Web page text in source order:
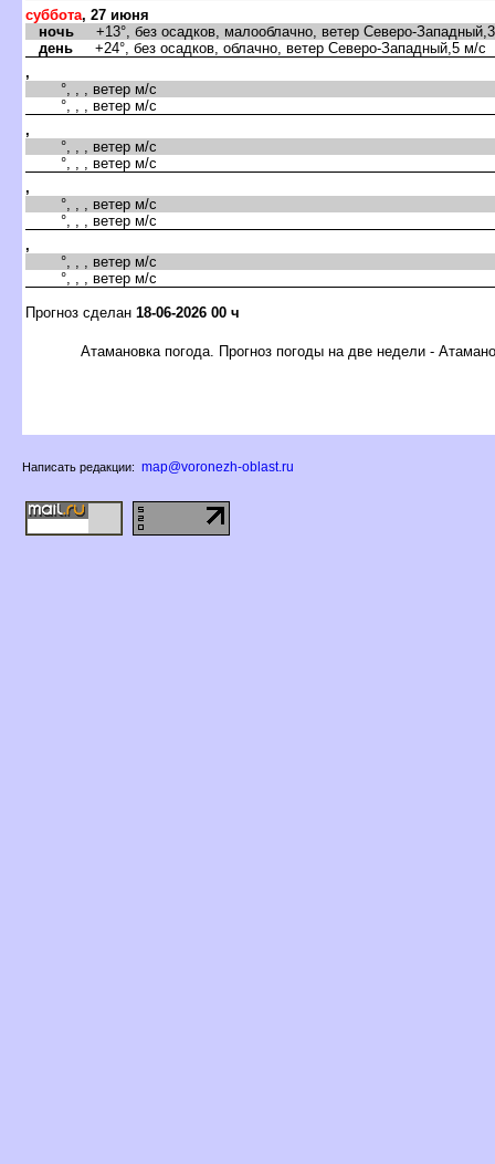
суббота, 27 июня
ночь +13°, без осадков, малооблачно, ветер Северо-
день +24°, без осадков, облачно, ветер Северо-Западный,5 м/с
,
°, , , ветер м/с
°, , , ветер м/с
,
°, , , ветер м/с
°, , , ветер м/с
,
°, , , ветер м/с
°, , , ветер м/с
,
°, , , ветер м/с
°, , , ветер м/с
Прогноз сделан 18-06-2026 00 ч
Атамановка погода. Прогноз погоды на две недели -
Написать редакции: map@voronezh-oblast.ru